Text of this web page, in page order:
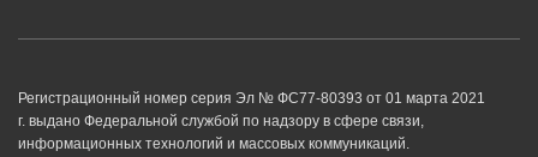
Регистрационный номер серия Эл № ФС77-80393 от 01 марта 2021
г. выдано Федеральной службой по надзору в сфере связи,
информационных технологий и массовых коммуникаций.